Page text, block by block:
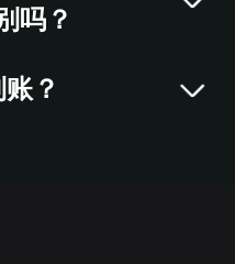
吗？
？